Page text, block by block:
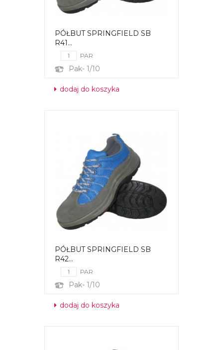
PÓŁBUT SPRINGFIELD SB
R41...
PAR
Pak- 1/10
dodaj do koszyka
PÓŁBUT SPRINGFIELD SB
R42...
PAR
Pak- 1/10
dodaj do koszyka